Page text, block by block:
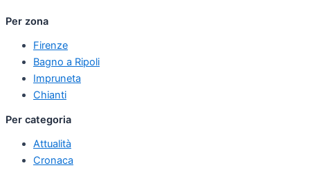
Per zona
Firenze
Bagno a Ripoli
Impruneta
Chianti
Per categoria
Attualità
Cronaca